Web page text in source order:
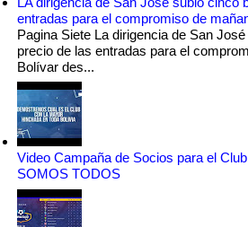
entradas para el compromiso de
Pagina Siete La dirigencia de San
precio de las entradas para el
Bolívar des...
Video Campaña de Socios para el
SOMOS TODOS